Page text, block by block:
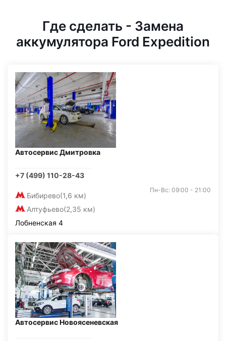
Где сделать - Замена
аккумулятора Ford Expedition
Автосервис Дмитровка
+7 (499) 110-28-43
Бибирево(1,6 км)
Алтуфьево(2,35 км)
Пн-Вс: 09:00 - 21:00
Лобненская 4
Автосервис Новоясеневская